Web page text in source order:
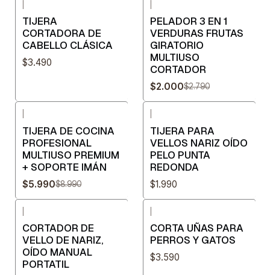
TIJERA
CORTADORA DE
CABELLO CLÁSICA
$3.490
PELADOR 3 EN 1
VERDURAS FRUTAS
GIRATORIO
MULTIUSO
CORTADOR
$2.000$2.790
TIJERA DE COCINA
PROFESIONAL
MULTIUSO PREMIUM
+ SOPORTE IMÁN
$5.990$8.990
TIJERA PARA
VELLOS NARIZ OÍDO
PELO PUNTA
REDONDA
$1.990
CORTADOR DE
VELLO DE NARIZ,
OÍDO MANUAL
PORTATIL
CORTA UÑAS PARA
PERROS Y GATOS
$3.590